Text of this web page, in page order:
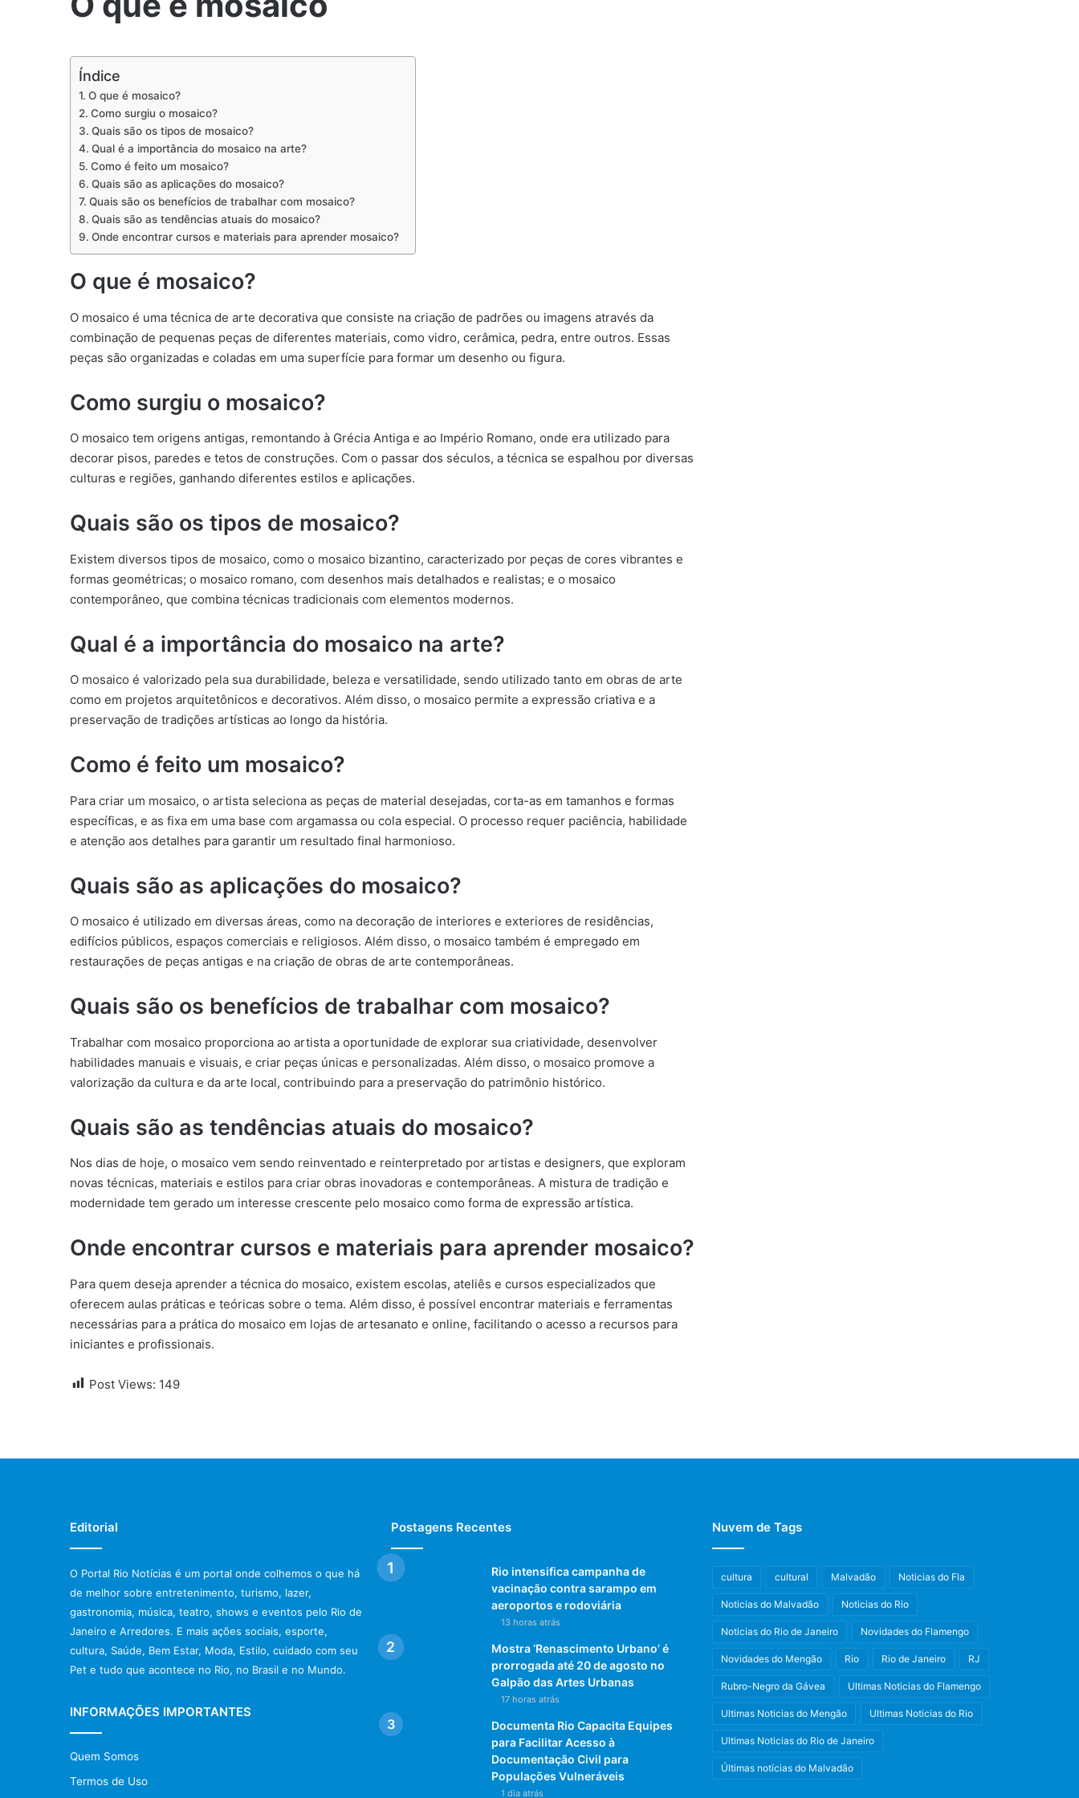
Índice
O que é mosaico?
Como surgiu o mosaico?
Quais são os tipos de mosaico?
Qual é a importância do mosaico na arte?
Como é feito um mosaico?
Quais são as aplicações do mosaico?
Quais são os benefícios de trabalhar com mosaico?
Quais são as tendências atuais do mosaico?
Onde encontrar cursos e materiais para aprender mosaico?
O que é mosaico?
O mosaico é uma técnica de arte decorativa que consiste na criação de padrões ou imagens através da
combinação de pequenas peças de diferentes materiais, como vidro, cerâmica, pedra, entre outros. Essas
peças são organizadas e coladas em uma superfície para formar um desenho ou figura.
Como surgiu o mosaico?
O mosaico tem origens antigas, remontando à Grécia Antiga e ao Império Romano, onde era utilizado para
decorar pisos, paredes e tetos de construções. Com o passar dos séculos, a técnica se espalhou por diversas
culturas e regiões, ganhando diferentes estilos e aplicações.
Quais são os tipos de mosaico?
Existem diversos tipos de mosaico, como o mosaico bizantino, caracterizado por peças de cores vibrantes e
formas geométricas; o mosaico romano, com desenhos mais detalhados e realistas; e o mosaico
contemporâneo, que combina técnicas tradicionais com elementos modernos.
Qual é a importância do mosaico na arte?
O mosaico é valorizado pela sua durabilidade, beleza e versatilidade, sendo utilizado tanto em obras de arte
como em projetos arquitetônicos e decorativos. Além disso, o mosaico permite a expressão criativa e a
preservação de tradições artísticas ao longo da história.
Como é feito um mosaico?
Para criar um mosaico, o artista seleciona as peças de material desejadas, corta-as em tamanhos e formas
específicas, e as fixa em uma base com argamassa ou cola especial. O processo requer paciência, habilidade
e atenção aos detalhes para garantir um resultado final harmonioso.
Quais são as aplicações do mosaico?
O mosaico é utilizado em diversas áreas, como na decoração de interiores e exteriores de residências,
edifícios públicos, espaços comerciais e religiosos. Além disso, o mosaico também é empregado em
restaurações de peças antigas e na criação de obras de arte contemporâneas.
Quais são os benefícios de trabalhar com mosaico?
Trabalhar com mosaico proporciona ao artista a oportunidade de explorar sua criatividade, desenvolver
habilidades manuais e visuais, e criar peças únicas e personalizadas. Além disso, o mosaico promove a
valorização da cultura e da arte local, contribuindo para a preservação do patrimônio histórico.
Quais são as tendências atuais do mosaico?
Nos dias de hoje, o mosaico vem sendo reinventado e reinterpretado por artistas e designers, que exploram
novas técnicas, materiais e estilos para criar obras inovadoras e contemporâneas. A mistura de tradição e
modernidade tem gerado um interesse crescente pelo mosaico como forma de expressão artística.
Onde encontrar cursos e materiais para aprender mosaico?
Para quem deseja aprender a técnica do mosaico, existem escolas, ateliês e cursos especializados que
oferecem aulas práticas e teóricas sobre o tema. Além disso, é possível encontrar materiais e ferramentas
necessárias para a prática do mosaico em lojas de artesanato e online, facilitando o acesso a recursos para
iniciantes e profissionais.
Post Views: 149
Editorial
O Portal Rio Notícias é um portal onde colhemos o que há
de melhor sobre entretenimento, turismo, lazer,
gastronomia, música, teatro, shows e eventos pelo Rio de
Janeiro e Arredores. E mais ações sociais, esporte,
cultura, Saúde, Bem Estar, Moda, Estilo, cuidado com seu
Pet e tudo que acontece no Rio, no Brasil e no Mundo.
INFORMAÇÕES IMPORTANTES
Quem Somos
Termos de Uso
Postagens Recentes
Rio intensifica campanha de
vacinação contra sarampo em
aeroportos e rodoviária
13 horas atrás
Mostra ‘Renascimento Urbano’ é
prorrogada até 20 de agosto no
Galpão das Artes Urbanas
17 horas atrás
Documenta Rio Capacita Equipes
para Facilitar Acesso à
Documentação Civil para
Populações Vulneráveis
1 dia atrás
Nuvem de Tags
cultura cultural Malvadão Noticias do Fla
Noticias do Malvadão Noticias do Rio
Noticias do Rio de Janeiro Novidades do Flamengo
Novidades do Mengão Rio Rio de Janeiro RJ
Rubro-Negro da Gávea Ultimas Noticias do Flamengo
Ultimas Noticias do Mengão Ultimas Noticias do Rio
Ultimas Noticias do Rio de Janeiro
Últimas notícias do Malvadão